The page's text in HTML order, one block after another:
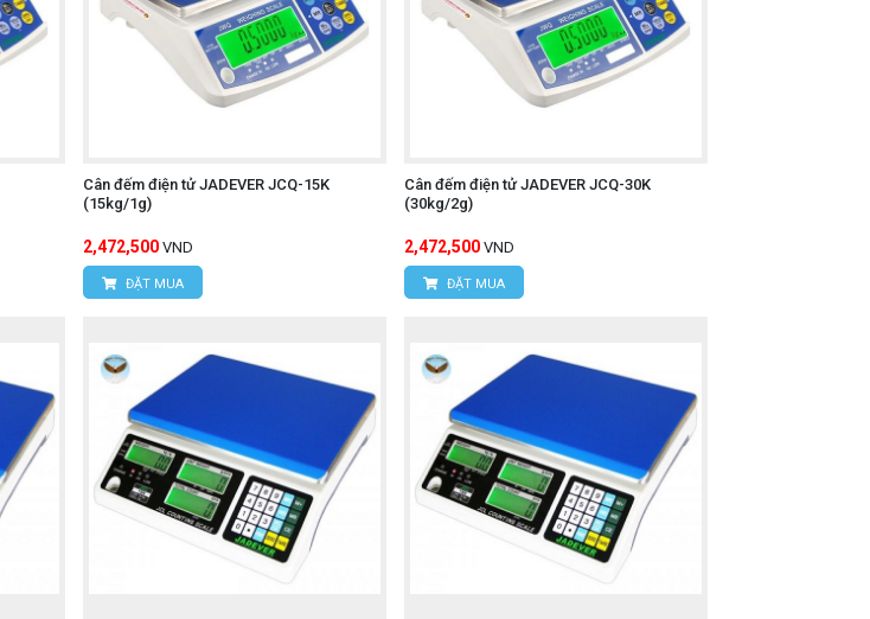
Cân đếm điện tử JADEVER JCQ-15K
(15kg/1g)
2,472,500 VND
ĐẶT MUA
Cân đếm điện tử JADEVER JCQ-30K
(30kg/2g)
2,472,500 VND
ĐẶT MUA